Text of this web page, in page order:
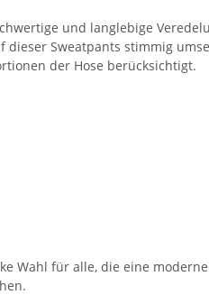
und langlebige
Sweatpants stimmig
der Hose berücksichtigt.
Wahl für alle, die eine